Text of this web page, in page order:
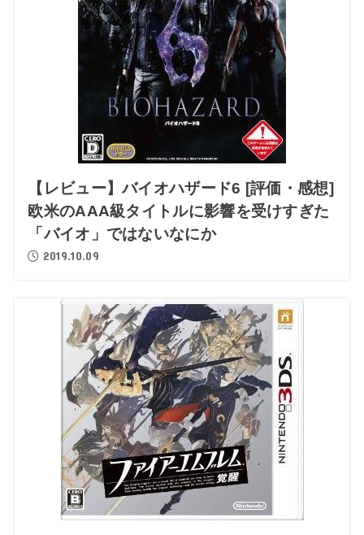
【レビュー】バイオハザード6 [評価・感想]
欧米のAAA級タイトルに影響を受けすぎた
「バイオ」ではないなにか
2019.10.09